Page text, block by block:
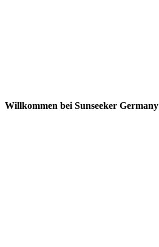
Willkommen bei Sunseeker Germany